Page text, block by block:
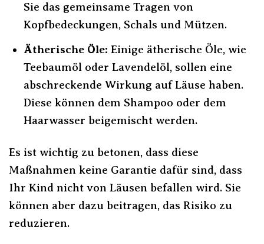
Sie das gemeinsame Tragen von
Kopfbedeckungen, Schals und Mützen.
Ätherische Öle: Einige ätherische Öle, wie
Teebaumöl oder Lavendelöl, sollen eine
abschreckende Wirkung auf Läuse haben.
Diese können dem Shampoo oder dem
Haarwasser beigemischt werden.
Es ist wichtig zu betonen, dass diese
Maßnahmen keine Garantie dafür sind, dass
Ihr Kind nicht von Läusen befallen wird. Sie
können aber dazu beitragen, das Risiko zu
reduzieren.